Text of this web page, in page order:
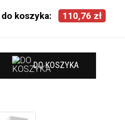
koszyka: 110,76 zł
DO KOSZYKA